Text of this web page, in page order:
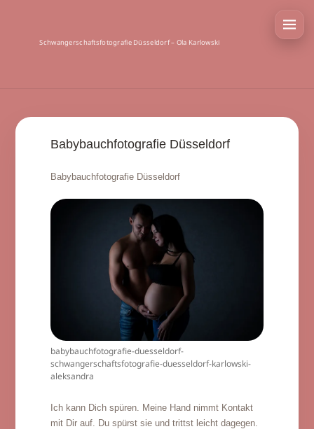
Schwangerschaftsfotografie Düsseldorf – Ola Karlowski
Babybauchfotografie Düsseldorf
Babybauchfotografie Düsseldorf
babybauchfotografie-duesseldorf-
schwangerschaftsfotografie-duesseldorf-karlowski-
aleksandra
Ich kann Dich spüren. Meine Hand nimmt Kontakt
mit Dir auf. Du spürst sie und trittst leicht dagegen.